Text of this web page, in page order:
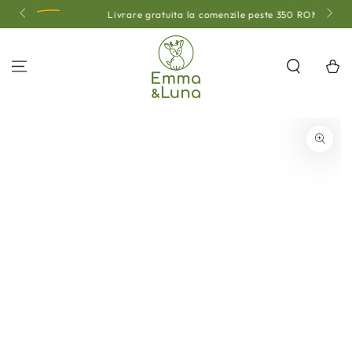
SARI LA
CONȚINUT
Livrare gratuita la comenzile peste 350 RON
Coş